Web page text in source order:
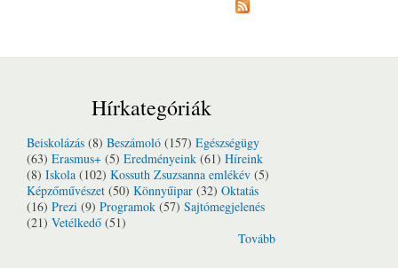
Hírkategóriák
Beiskolázás (8) Beszámoló (157) Egészségügy
(63) Erasmus+ (5) Eredményeink (61) Híreink
(8) Iskola (102) Kossuth Zsuzsanna emlékév (5)
Képzőművészet (50) Könnyűipar (32) Oktatás
(16) Prezi (9) Programok (57) Sajtómegjelenés
(21) Vetélkedő (51)
Tovább